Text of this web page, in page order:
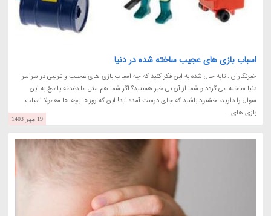
اسباب بازی های عجیب ساخته شده در دنیا
خبرنگاران : تابه حال شده به این فکر کنید که چه اسباب بازی های عجیب و غریبی در سراسر
دنیا ساخته می گردد و شما از آن بی خبر هستید؟ اگر شما هم مثل ما دغدغه پاسخ به این
سوال را دارید، خشنود باشید که جای درست آمده اید! این که روزها بچه ها معمولا اسباب
بازی های...
19 مهر 1403